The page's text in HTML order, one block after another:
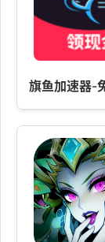
旗鱼加速器-